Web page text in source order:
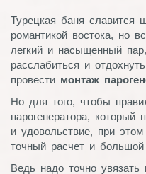
Турецкая баня славится
романтикой востока, но
легкий и насыщенный
расслабиться и
провести монтаж
Но для того, чтобы
парогенератора, который
и удовольствие, при
точный расчет и большой
Ведь надо точно увязать